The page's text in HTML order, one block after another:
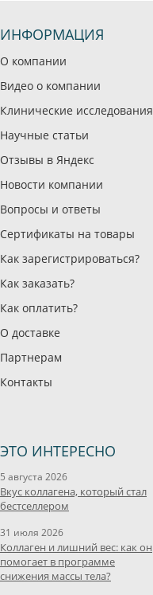
ИНФОРМАЦИЯ
О компании
Видео о компании
Клинические исследования
Научные статьи
Отзывы в Яндекс
Новости компании
Вопросы и ответы
Сертификаты на товары
Как зарегистрироваться?
Как заказать?
Как оплатить?
О доставке
Партнерам
Контакты
ЭТО ИНТЕРЕСНО
5 августа 2026
Вкус коллагена, который стал
бестселлером
31 июля 2026
Коллаген и лишний вес: как он
помогает в программе
снижения массы тела?